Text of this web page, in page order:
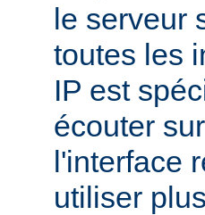
le serveur
toutes les
IP est
écouter
l'interface
utiliser